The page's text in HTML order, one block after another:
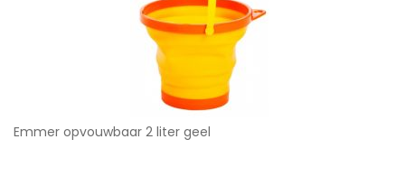
Emmer opvouwbaar 2 liter geel